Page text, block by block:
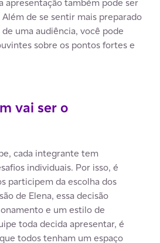
apresentação também pode ser
de se sentir mais preparado
uma audiência, você pode
sobre os pontos fortes e
vai ser o
cada integrante tem
individuais. Por isso, é
participem da escolha dos
de Elena, essa decisão
e um estilo de
toda decida apresentar, é
todos tenham um espaço